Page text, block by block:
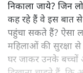
निकाला जाये? जिन
कह रहे हैं वे इस बात
पहुंचा सकते हैं? ऐसा
महिलाओं की सुरक्षा
घर जाकर उनके